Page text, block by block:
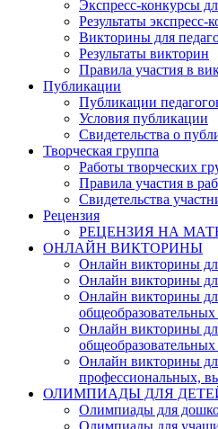
Экспресс-конкурсы
Результаты экспресс-
Викторины для
Результаты викторин
Правила участия в
Публикации
Публикации
Условия публикации
Свидетельства о
Творческая группа
Работы творческих
Правила участия в
Свидетельства
Рецензия
РЕЦЕНЗИЯ НА
ОНЛАЙН ВИКТОРИНЫ
Онлайн викторины
Онлайн викторины
Онлайн викторины
Онлайн викторины
Онлайн викторины
профессиональных,
ОЛИМПИАДЫ ДЛЯ
Олимпиады для
Олимпиады для